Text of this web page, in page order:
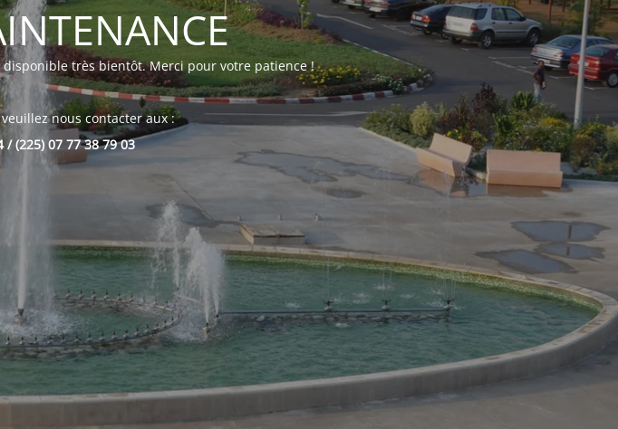
très bientôt. Merci pour votre patience !
nous contacter aux :
/ (225) 07 77 38 79 03